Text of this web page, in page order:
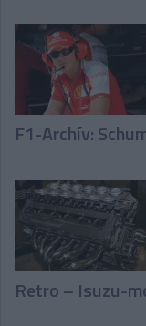
F1-Archív:
Retro – Isuzu-